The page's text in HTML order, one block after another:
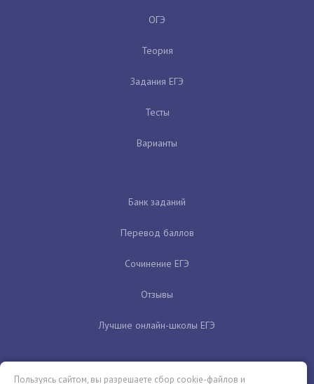
ОГЭ
Теория
Задания ЕГЭ
Тесты
Варианты
Банк заданий
Перевод баллов
Сочинение ЕГЭ
Отзывы
Лучшие онлайн-школы ЕГЭ
Пользуясь сайтом, вы разрешаете сбор cookie-файлов и